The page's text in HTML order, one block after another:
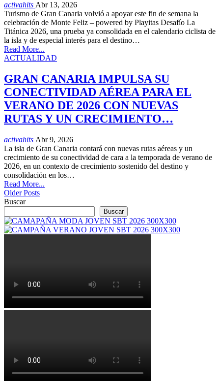
activahits Abr 13, 2026
Turismo de Gran Canaria volvió a apoyar este fin de semana la
celebración de Monte Feliz – powered by Playitas Desafío La
Titánica 2026, una prueba ya consolidada en el calendario ciclista de
la isla y de especial interés para el destino…
Read More...
ACTUALIDAD
GRAN CANARIA IMPULSA SU
CONECTIVIDAD AÉREA PARA EL
VERANO DE 2026 CON NUEVAS
RUTAS Y UN CRECIMIENTO…
activahits Abr 9, 2026
La isla de Gran Canaria contará con nuevas rutas aéreas y un
crecimiento de su conectividad de cara a la temporada de verano de
2026, en un contexto de crecimiento sostenido del destino y
consolidación en los…
Read More...
Older Posts
Buscar
Buscar